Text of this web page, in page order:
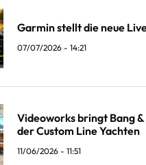
Garmin stellt die neue
07/07/2026 - 14:21
Videoworks bringt Bang
der Custom Line Yachten
11/06/2026 - 11:51